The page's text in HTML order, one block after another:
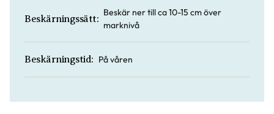
Beskärningssätt:
Beskär ner till ca 10-15 cm över
marknivå
Beskärningstid: På våren